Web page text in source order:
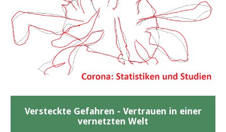
Versteckte Gefahren - Vertrauen in einer
vernetzten Welt